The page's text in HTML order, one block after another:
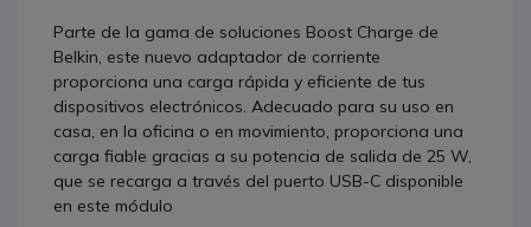
Parte de la gama de soluciones Boost Charge de
Belkin, este nuevo adaptador de corriente
proporciona una carga rápida y eficiente de tus
dispositivos electrónicos. Adecuado para su uso en
casa, en la oficina o en movimiento, proporciona una
carga fiable gracias a su potencia de salida de 25 W,
que se recarga a través del puerto USB-C disponible
en este módulo